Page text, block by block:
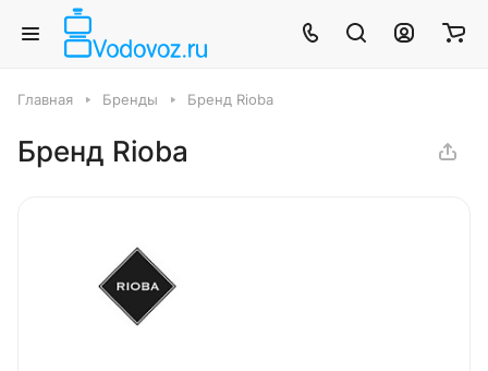
Главная Бренды Бренд Rioba
Бренд Rioba